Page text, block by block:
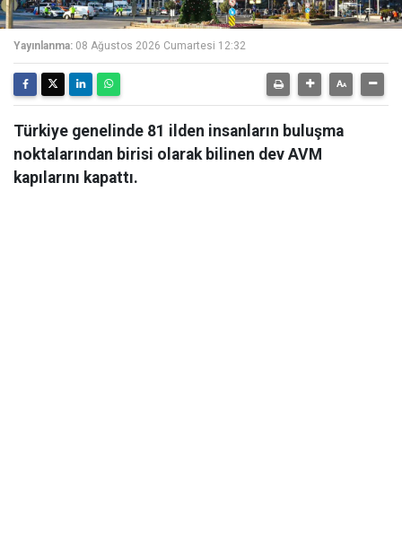
Yayınlanma: 08 Ağustos 2026 Cumartesi 12:32
Türkiye genelinde 81 ilden insanların buluşma
noktalarından birisi olarak bilinen dev AVM
kapılarını kapattı.